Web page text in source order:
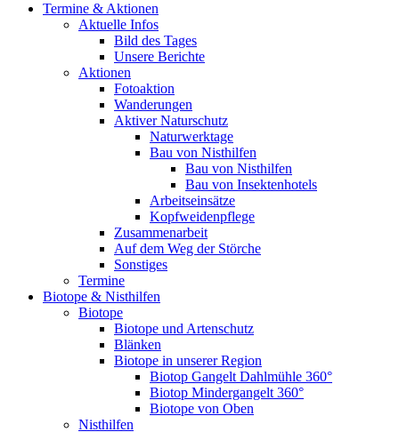
Termine & Aktionen
Aktuelle Infos
Bild des Tages
Unsere Berichte
Aktionen
Fotoaktion
Wanderungen
Aktiver Naturschutz
Naturwerktage
Bau von Nisthilfen
Bau von Nisthilfen
Bau von Insektenhotels
Arbeitseinsätze
Kopfweidenpflege
Zusammenarbeit
Auf dem Weg der Störche
Sonstiges
Termine
Biotope & Nisthilfen
Biotope
Biotope und Artenschutz
Blänken
Biotope in unserer Region
Biotop Gangelt Dahlmühle 360°
Biotop Mindergangelt 360°
Biotope von Oben
Nisthilfen